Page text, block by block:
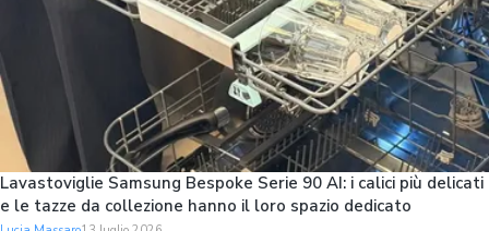
Lavastoviglie Samsung Bespoke Serie 90 AI: i calici più delicati
e le tazze da collezione hanno il loro spazio dedicato